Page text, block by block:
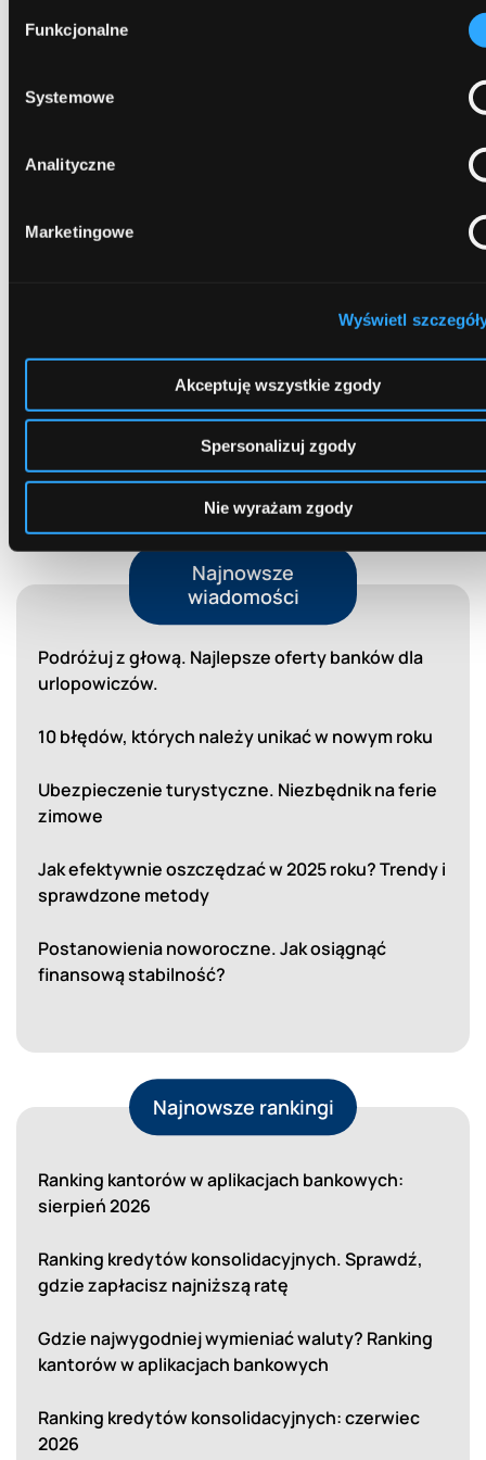
zgody
Funkcjonalne
Systemowe
Analityczne
Marketingowe
Wyświetl
Akceptuję wszystkie zgody
Spersonalizuj zgody
Nie wyrażam zgody
Jak bezpiecznie płacić kartą i telefonem za
swoje pieniądze i dane?
EKUZ bez tajemnic. Co to jest? I dlaczego warto
mieć ją przed wakacjami?
Najnowsze
wiadomości
Podróżuj z głową. Najlepsze oferty banków dla
urlopowiczów.
10 błędów, których należy unikać w nowym roku
Ubezpieczenie turystyczne. Niezbędnik na ferie
zimowe
Jak efektywnie oszczędzać w 2025 roku? Trendy i
sprawdzone metody
Postanowienia noworoczne. Jak osiągnąć
finansową stabilność?
Najnowsze rankingi
Ranking kantorów w aplikacjach bankowych:
sierpień 2026
Ranking kredytów konsolidacyjnych. Sprawdź,
gdzie zapłacisz najniższą ratę
Gdzie najwygodniej wymieniać waluty? Ranking
kantorów w aplikacjach bankowych
Ranking kredytów konsolidacyjnych: czerwiec
2026